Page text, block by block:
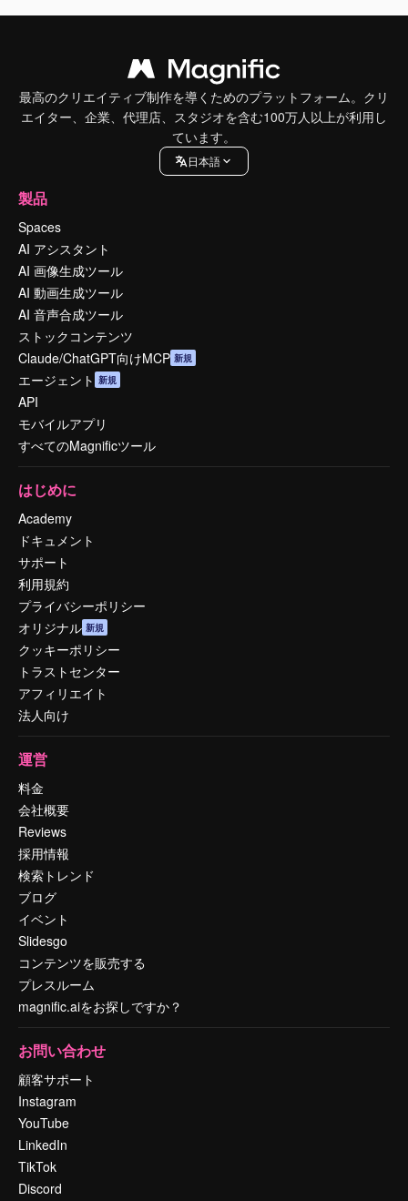
最高のクリエイティブ制作を導くためのプラットフォーム。クリ
エイター、企業、代理店、スタジオを含む100万人以上が利用し
ています。
日本語
製品
Spaces
AI アシスタント
AI 画像生成ツール
AI 動画生成ツール
AI 音声合成ツール
ストックコンテンツ
Claude/ChatGPT向けMCP 新規
エージェント 新規
API
モバイルアプリ
すべてのMagnificツール
はじめに
Academy
ドキュメント
サポート
利用規約
プライバシーポリシー
オリジナル 新規
クッキーポリシー
トラストセンター
アフィリエイト
法人向け
運営
料金
会社概要
Reviews
採用情報
検索トレンド
ブログ
イベント
Slidesgo
コンテンツを販売する
プレスルーム
magnific.aiをお探しですか？
お問い合わせ
顧客サポート
Instagram
YouTube
LinkedIn
TikTok
Discord